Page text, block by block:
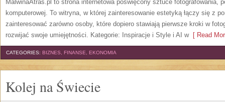
MalwinaAtras.pl to strona internetowa poświęcony sztuce fotografowania,
komputerowej. To witryna, w której zainteresowanie estetyką łączy się z
zainteresować zarówno osoby, które dopiero stawiają pierwsze kroki w
rozwijać swoje umiejętności. Kategorie: Inspiracje i Style i AI w[ Read
CATEGORIES: BIZNES, FINANSE, EKONOMIA
Kolej na Świecie